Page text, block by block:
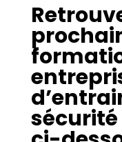
sécurité